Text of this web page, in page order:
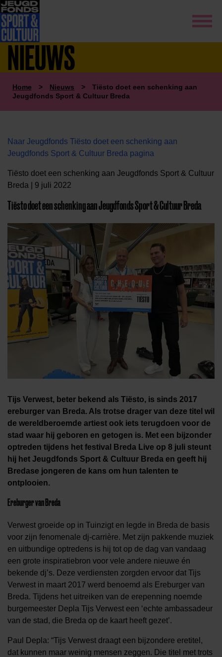
NIEUWS
Home > Nieuws >
Tiësto doet een schenking aan
Jeugdfonds Sport & Cultuur Breda
Naar Jeugdfonds Tiësto doet een schenking aan
Jeugdfonds Sport & Cultuur Breda pagina
Tiësto doet een schenking aan Jeugdfonds Sport & Cultuur
Breda | 9 juli 2022
Tiësto doet een schenking aan Jeugdfonds Sport & Cultuur Breda
Tijs Verwest, beter bekend als Tiësto, is sinds 2017
ereburger van Breda. Als trotse drager van deze titel wil
de wereldberoemde artiest ook iets terugdoen voor de
stad waar hij geboren en getogen is. Met een bijzonder
optreden tijdens het festival Breda Live op 8 juli steunt
hij het Jeugdfonds Sport & Cultuur Breda en geeft hij
Bredase jongeren de kans om hun talenten te
ontplooien.
Ereburger van Breda
Verwest groeide op in Tuinzigt en legde in Breda de basis
voor zijn fenomenale dj-carrière. Met zijn pakkende muziek
en uitbundige optredens is hij tot op de dag van vandaag
een grote inspiratiebron voor vele andere nieuwe én
bekende dj’s. Deze verdiensten zorgden ervoor dat Tijs
Verwest in maart 2017 werd benoemd als Ereburger van
Breda. Tijdens het uitreiken van de erepenning noemde
burgemeester Depla Tijs Verwest een ‘echte ambassadeur
van de stad, die Breda op de kaart heeft gezet’.
Paul Depla: “Tijs Verwest draagt een bijzondere eretitel,
dat kunnen maar weinig mensen zeggen. Die titel met trots